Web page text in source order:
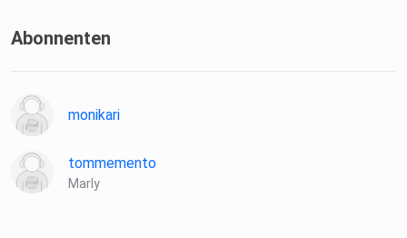
Abonnenten
monikari
tommemento
Marly